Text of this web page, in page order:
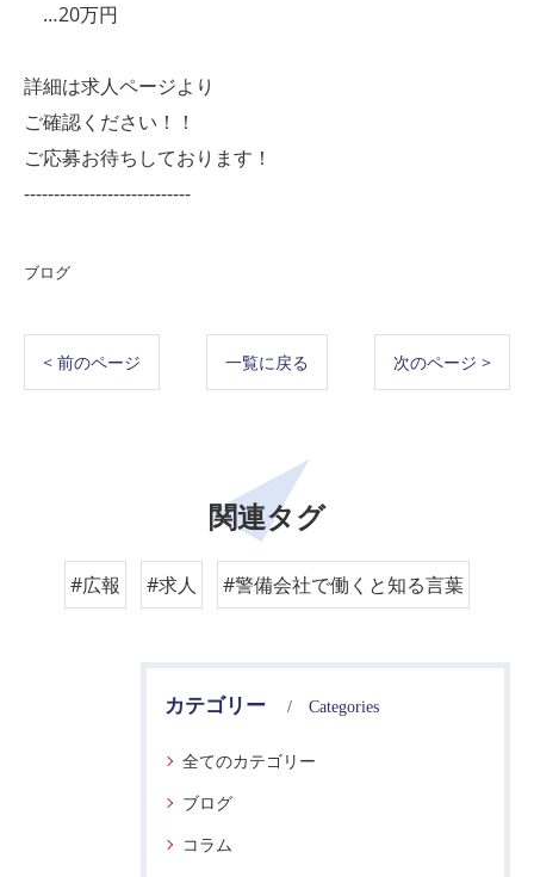
…20万円
詳細は求人ページより
ご確認ください！！
ご応募お待ちしております！
----------------------------
ブログ
< 前のページ 一覧に戻る 次のページ >
関連タグ
#広報 #求人 #警備会社で働くと知る言葉
カテゴリー Categories
全てのカテゴリー
ブログ
コラム